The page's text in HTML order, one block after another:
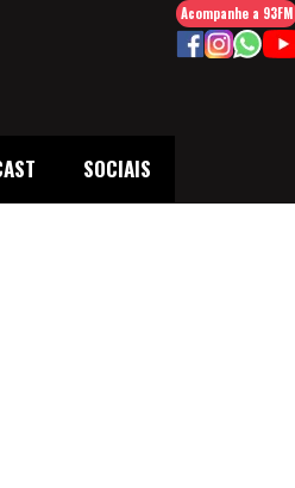
SOCIAIS
Acompanhe a 93FM